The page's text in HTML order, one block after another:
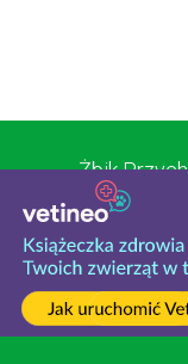
Żbik
Wersja